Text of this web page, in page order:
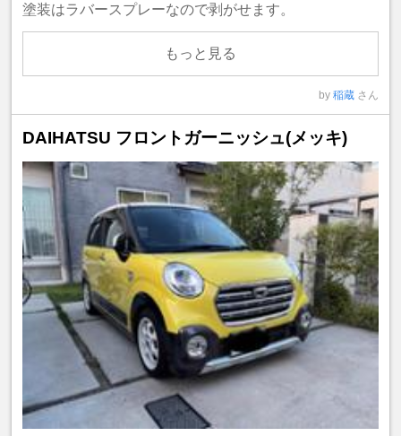
塗装はラバースプレーなので剥がせます。
もっと見る
by 稲蔵 さん
DAIHATSU フロントガーニッシュ(メッキ)